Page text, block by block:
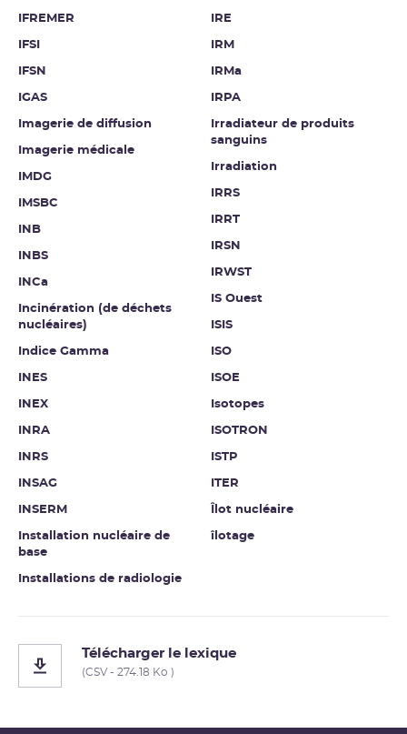
IFREMER
IFSI
IFSN
IGAS
Imagerie de diffusion
Imagerie médicale
IMDG
IMSBC
INB
INBS
INCa
Incinération (de déchets
nucléaires)
Indice Gamma
INES
INEX
INRA
INRS
INSAG
INSERM
Installation nucléaire de
base
Installations de radiologie
IRE
IRM
IRMa
IRPA
Irradiateur de produits
sanguins
Irradiation
IRRS
IRRT
IRSN
IRWST
IS Ouest
ISIS
ISO
ISOE
Isotopes
ISOTRON
ISTP
ITER
Îlot nucléaire
îlotage
Télécharger le lexique
(CSV - 274.18 Ko )